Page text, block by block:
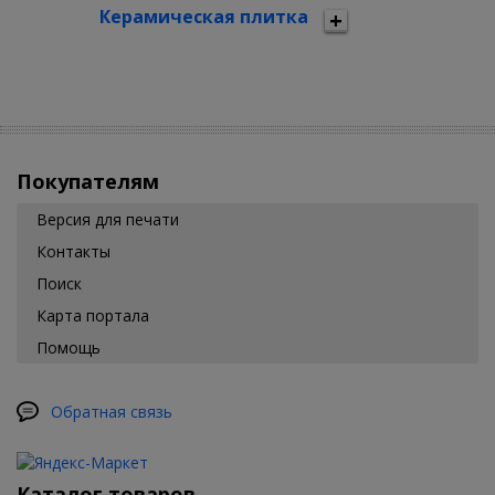
Керамическая плитка
Покупателям
Версия для печати
Контакты
Поиск
Карта портала
Помощь
Обратная связь